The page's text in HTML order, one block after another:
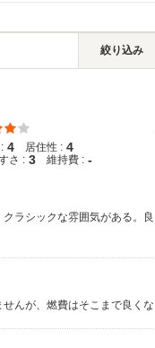
絞り込み
4 居住性 : 4
さ : 3 維持費 : -
ラシックな雰囲気がある。
んが、燃費はそこまで良くな